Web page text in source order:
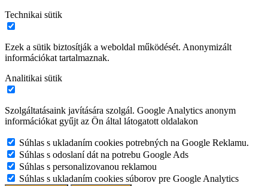
Technikai sütik
Ezek a sütik biztosítják a weboldal működését. Anonymizált
információkat tartalmaznak.
Analitikai sütik
Szolgáltatásaink javítására szolgál. Google Analytics anonym
információkat gyűjt az Ön által látogatott oldalakon
Súhlas s ukladaním cookies potrebných na Google Reklamu.
Súhlas s odoslaní dát na potrebu Google Ads
Súhlas s personalizovanou reklamou
Súhlas s ukladaním cookies súborov pre Google Analytics